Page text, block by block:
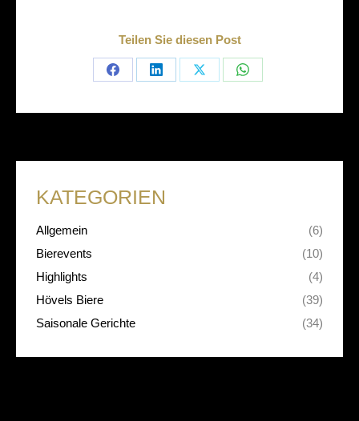
Teilen Sie diesen Post
Share
Share
Share
Share
KATEGORIEN
Allgemein
(6)
Bierevents
(10)
Highlights
(4)
Hövels Biere
(39)
Saisonale Gerichte
(34)